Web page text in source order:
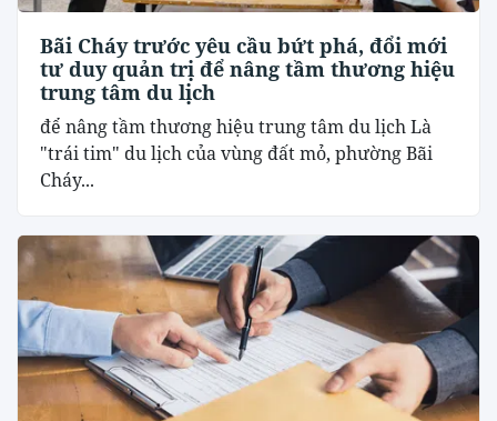
Bãi Cháy trước yêu cầu bứt phá, đổi mới
tư duy quản trị để nâng tầm thương hiệu
trung tâm du lịch
để nâng tầm thương hiệu trung tâm du lịch Là
"trái tim" du lịch của vùng đất mỏ, phường Bãi
Cháy...